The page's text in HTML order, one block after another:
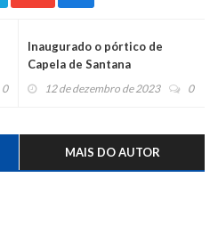
0
Inaugurado o pórtico de
Capela de Santana
12 de dezembro de 2023 0
MAIS DO AUTOR